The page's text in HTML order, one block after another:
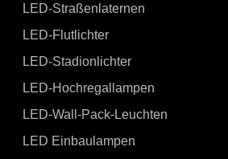
LED-Straßenlaternen
LED-Flutlichter
LED-Stadionlichter
LED-Hochregallampen
LED-Wall-Pack-Leuchten
LED Einbaulampen